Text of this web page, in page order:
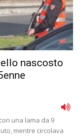
nascosto
una lama da 9
mentre circolava